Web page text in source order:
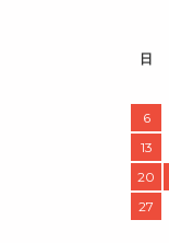
日
6
13
20
27